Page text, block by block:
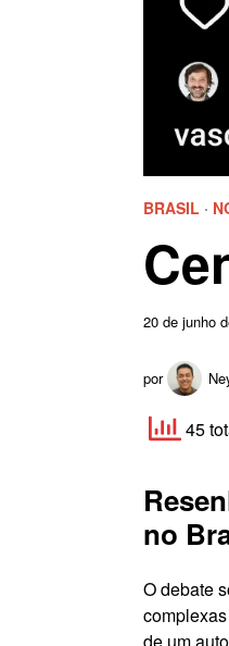
BRASIL ·
20 de junho
por
45
no
O debate